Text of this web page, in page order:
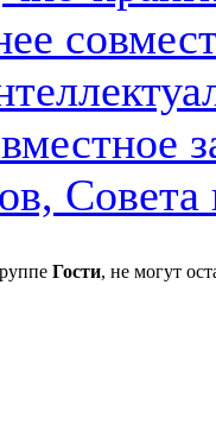
Совета
Гости, не могут